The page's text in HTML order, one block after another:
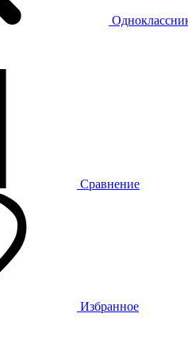
Сравнение
Избранное